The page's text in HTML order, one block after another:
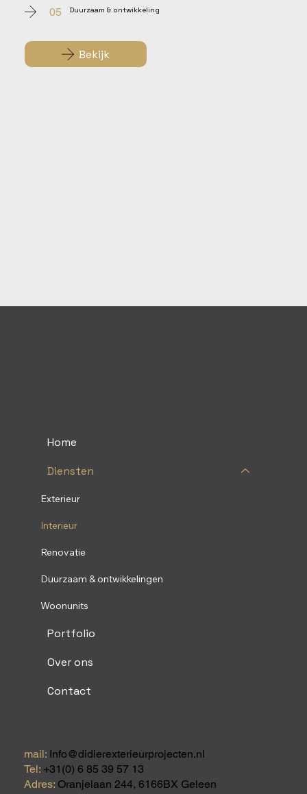
05 Duurzaam & ontwikkeling
Bekijk
mail: Info@didierexterieurprojecten.nl
Tel:+31(0) 6 85 39 57 13
Adres: Oranjelaan 244, 6166BX Geleen
Home
Diensten
Exterieur
Interieur
Renovatie
Duurzaam & ontwikkelingen
Woonunits
Portfolio
Over ons
Contact